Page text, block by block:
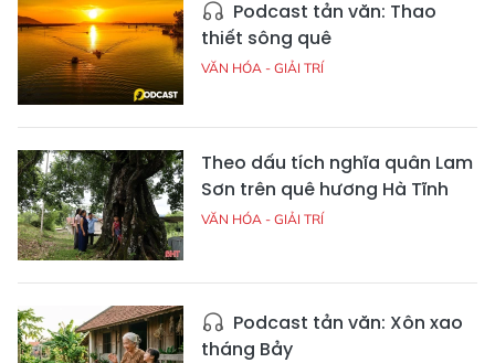
Podcast tản văn: Thao
thiết sông quê
VĂN HÓA - GIẢI TRÍ
Theo dấu tích nghĩa quân Lam
Sơn trên quê hương Hà Tĩnh
VĂN HÓA - GIẢI TRÍ
Podcast tản văn: Xôn xao
tháng Bảy